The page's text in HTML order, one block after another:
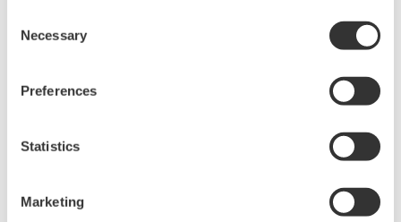
Selection
Necessary
Preferences
Statistics
Marketing
横河电机(Yokogawa)成立于1915年，在测量、控制和信息领域从事
电力、钢铁、纸浆和造纸在内的各种流程行业提供重要的产品、服
务和解决方案。公司的生命创新业务的目标是从根本上提高制药和
食品行业价值链的生产率。测试与测量、航空和其他业务继续提供
具有高精度和可靠性的重要仪器和设备。横河电机通过遍布60个国